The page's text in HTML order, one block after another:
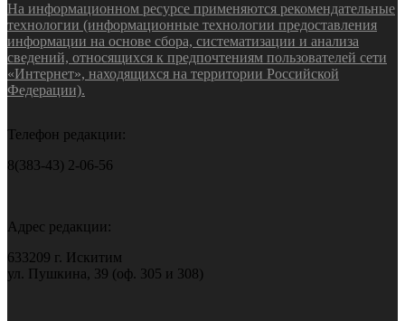
На информационном ресурсе применяются рекомендательные
технологии (информационные технологии предоставления
информации на основе сбора, систематизации и анализа
сведений, относящихся к предпочтениям пользователей сети
«Интернет», находящихся на территории Российской
Федерации).
Телефон редакции:
8(383-43) 2-06-56
Адрес редакции:
633209 г. Искитим
ул. Пушкина, 39 (оф. 305 и 308)